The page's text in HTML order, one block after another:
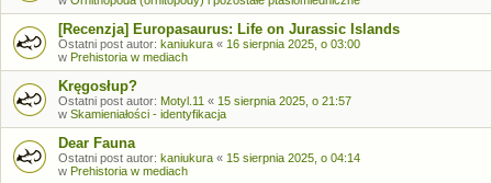
[Recenzja] Europasaurus: Life on Jurassic Islands
Ostatni post autor: kaniukura « 16 sierpnia 2025, o 03:00
w Prehistoria w mediach
Kręgosłup?
Ostatni post autor: Motyl.11 « 15 sierpnia 2025, o 21:57
w Skamieniałości - identyfikacja
Dear Fauna
Ostatni post autor: kaniukura « 15 sierpnia 2025, o 04:14
w Prehistoria w mediach